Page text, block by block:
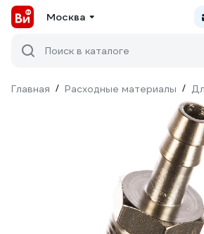
Москва
Поиск в каталоге
Главная / Расходные материалы /